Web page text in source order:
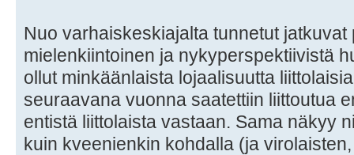
Nuo varhaiskeskiajalta tunnetut
mielenkiintoinen ja nykyperspektiivistä
ollut minkäänlaista lojaalisuutta
seuraavana vuonna saatettiin liittoutua
entistä liittolaista vastaan. Sama näkyy
kuin kveenienkin kohdalla (ja